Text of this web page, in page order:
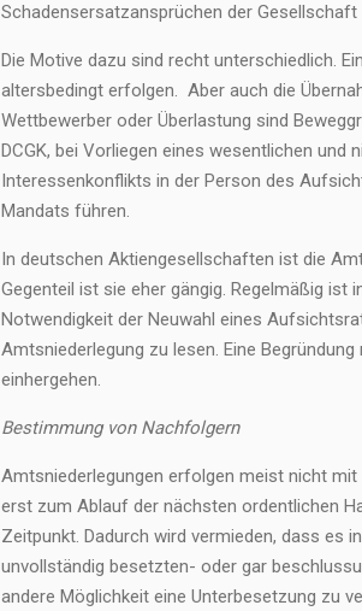
Schadensersatzansprüchen der
Die Motive dazu sind recht unterschiedlich.
altersbedingt erfolgen. Aber auch die
Wettbewerber oder Überlastung sind
DCGK, bei Vorliegen eines wesentlichen und
Interessenkonflikts in der Person des
Mandats führen.
In deutschen Aktiengesellschaften ist die
Gegenteil ist sie eher gängig. Regelmäßig ist
Notwendigkeit der Neuwahl eines
Amtsniederlegung zu lesen. Eine
einhergehen.
Bestimmung von Nachfolgern
Amtsniederlegungen erfolgen meist nicht
erst zum Ablauf der nächsten ordentlichen
Zeitpunkt. Dadurch wird vermieden, dass es
unvollständig besetzten- oder gar
andere Möglichkeit eine Unterbesetzung zu